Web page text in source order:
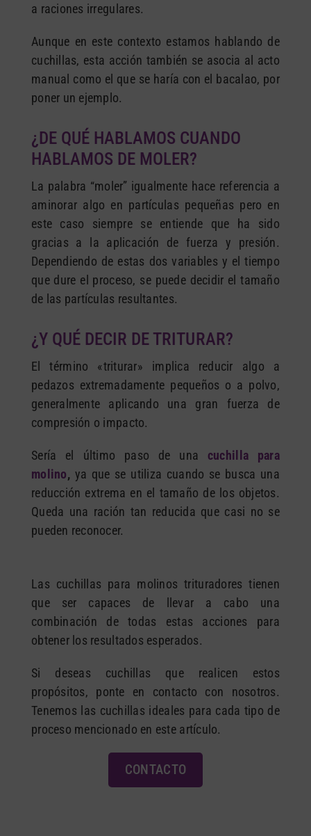
a raciones irregulares.
Aunque en este contexto estamos hablando de
cuchillas, esta acción también se asocia al acto
manual como el que se haría con el bacalao, por
poner un ejemplo.
¿DE QUÉ HABLAMOS CUANDO
HABLAMOS DE MOLER?
La palabra “moler” igualmente hace referencia a
aminorar algo en partículas pequeñas pero en
este caso siempre se entiende que ha sido
gracias a la aplicación de fuerza y presión.
Dependiendo de estas dos variables y el tiempo
que dure el proceso, se puede decidir el tamaño
de las partículas resultantes.
¿Y QUÉ DECIR DE TRITURAR?
El término «triturar» implica reducir algo a
pedazos extremadamente pequeños o a polvo,
generalmente aplicando una gran fuerza de
compresión o impacto.
Sería el último paso de una cuchilla para
molino, ya que se utiliza cuando se busca una
reducción extrema en el tamaño de los objetos.
Queda una ración tan reducida que casi no se
pueden reconocer.
Las cuchillas para molinos trituradores tienen
que ser capaces de llevar a cabo una
combinación de todas estas acciones para
obtener los resultados esperados.
Si deseas cuchillas que realicen estos
propósitos, ponte en contacto con nosotros.
Tenemos las cuchillas ideales para cada tipo de
proceso mencionado en este artículo.
CONTACTO